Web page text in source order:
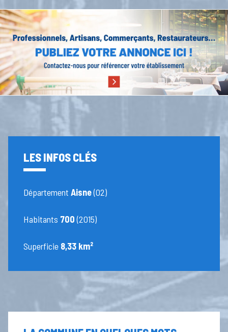
LES INFOS CLÉS
DépartementAisne(02)
Habitants 700(2015)
Superficie 8,33 km²